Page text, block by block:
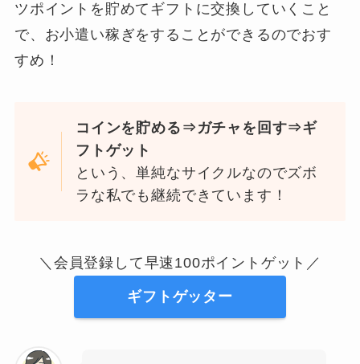
ツポイントを貯めてギフトに交換していくこと
で、お小遣い稼ぎをすることができるのでおす
すめ！
コインを貯める⇒ガチャを回す⇒ギ
フトゲット
という、単純なサイクルなのでズボ
ラな私でも継続できています！
＼会員登録して早速100ポイントゲット／
ギフトゲッター